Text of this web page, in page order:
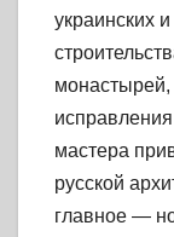
украинских
монастырей,
мастера
русской
главное —